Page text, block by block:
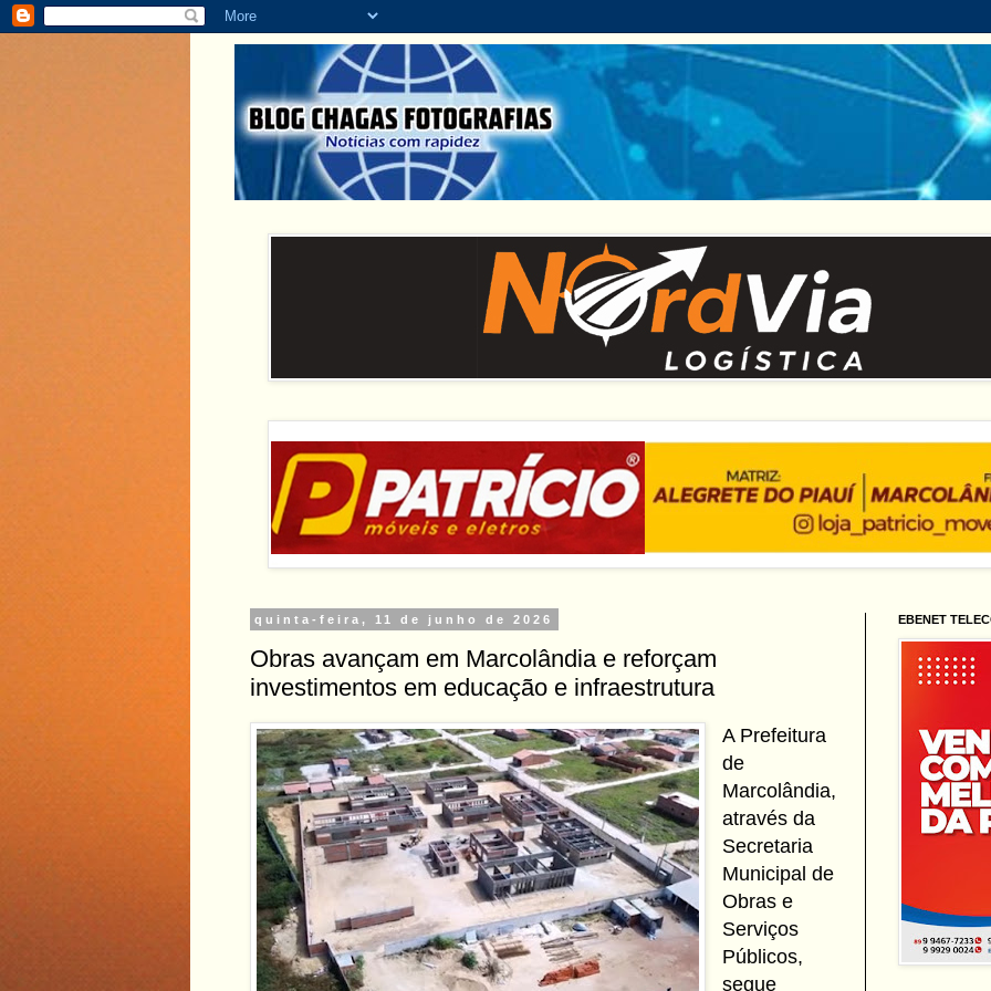
quinta-feira, 11 de junho de 2026
Obras avançam em Marcolândia e reforçam
investimentos em educação e infraestrutura
A Prefeitura
de
Marcolândia,
através da
Secretaria
Municipal de
Obras e
Serviços
Públicos,
segue
EBENET